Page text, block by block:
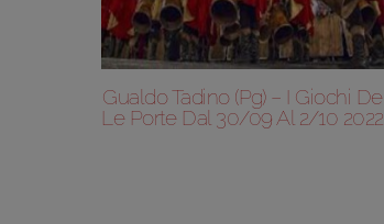
Gualdo Tadino (Pg) – I Giochi De
Le Porte Dal 30/09 Al 2/10 2022